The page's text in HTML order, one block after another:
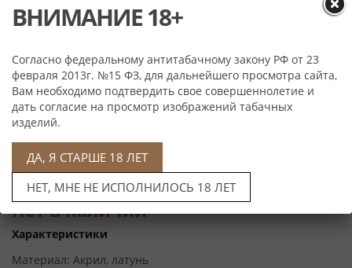
Нет в наличии
Характеристики
Материал: Акрил, латунь
ВНИМАНИЕ 18+
Согласно федеральному антитабачному закону РФ от 23
февраля 2013г. №15 ФЗ, для дальнейшего просмотра сайта,
Вам необходимо подтвердить свое совершеннолетие и
дать согласие на просмотр изображений табачных
изделий.
ДА, Я СТАРШЕ 18 ЛЕТ
НЕТ, МНЕ НЕ ИСПОЛНИЛОСЬ 18 ЛЕТ